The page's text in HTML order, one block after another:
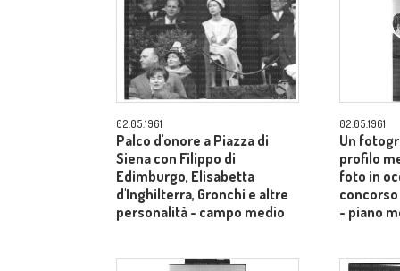
02.05.1961
Palco d'onore a Piazza di
Siena con Filippo di
Edimburgo, Elisabetta
d'Inghilterra, Gronchi e altre
personalità - campo medio
02.05.1961
Un
profilo
foto in
- piano